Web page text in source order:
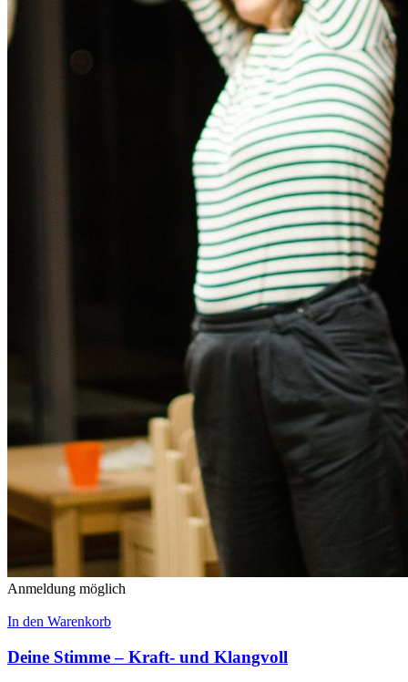
Anmeldung möglich
In den Warenkorb
Deine Stimme – Kraft- und Klangvoll